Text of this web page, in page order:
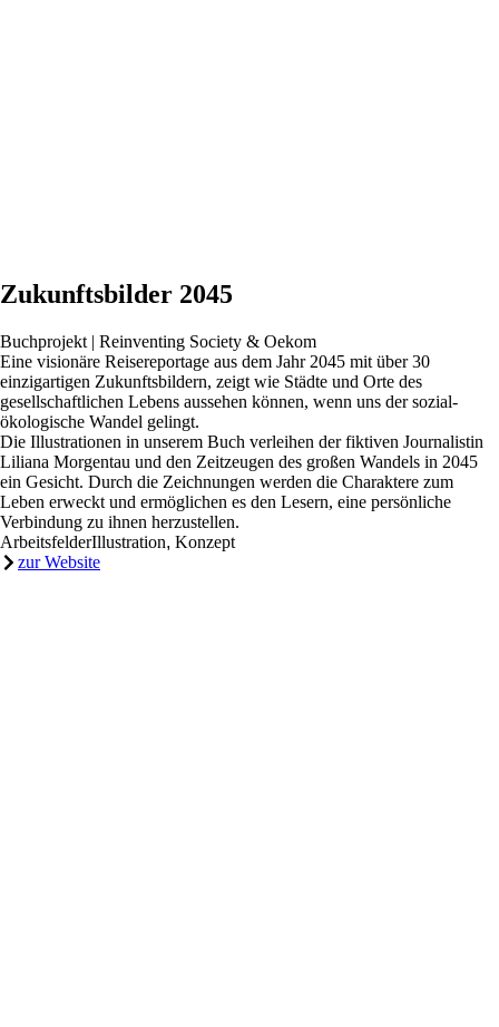
Zukunftsbilder 2045
Buchprojekt | Reinventing Society & Oekom
Eine visionäre Reisereportage aus dem Jahr 2045 mit über 30
einzigartigen Zukunftsbildern, zeigt wie Städte und Orte des
gesellschaftlichen Lebens aussehen können, wenn uns der sozial-
ökologische Wandel gelingt.
Die Illustrationen in unserem Buch verleihen der fiktiven Journalistin
Liliana Morgentau und den Zeitzeugen des großen Wandels in 2045
ein Gesicht. Durch die Zeichnungen werden die Charaktere zum
Leben erweckt und ermöglichen es den Lesern, eine persönliche
Verbindung zu ihnen herzustellen.
ArbeitsfelderIllustration, Konzept
zur Website